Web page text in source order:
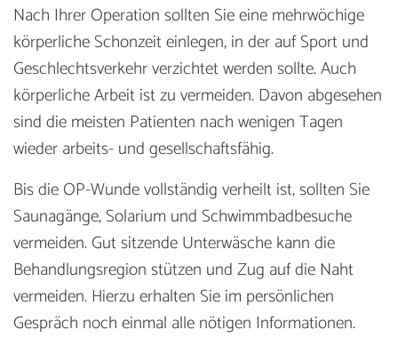
Nach Ihrer Operation sollten Sie eine mehrwöchige
körperliche Schonzeit einlegen, in der auf Sport und
Geschlechtsverkehr verzichtet werden sollte. Auch
körperliche Arbeit ist zu vermeiden. Davon abgesehen
sind die meisten Patienten nach wenigen Tagen
wieder arbeits- und gesellschaftsfähig.
Bis die OP-Wunde vollständig verheilt ist, sollten Sie
Saunagänge, Solarium und Schwimmbadbesuche
vermeiden. Gut sitzende Unterwäsche kann die
Behandlungsregion stützen und Zug auf die Naht
vermeiden. Hierzu erhalten Sie im persönlichen
Gespräch noch einmal alle nötigen Informationen.